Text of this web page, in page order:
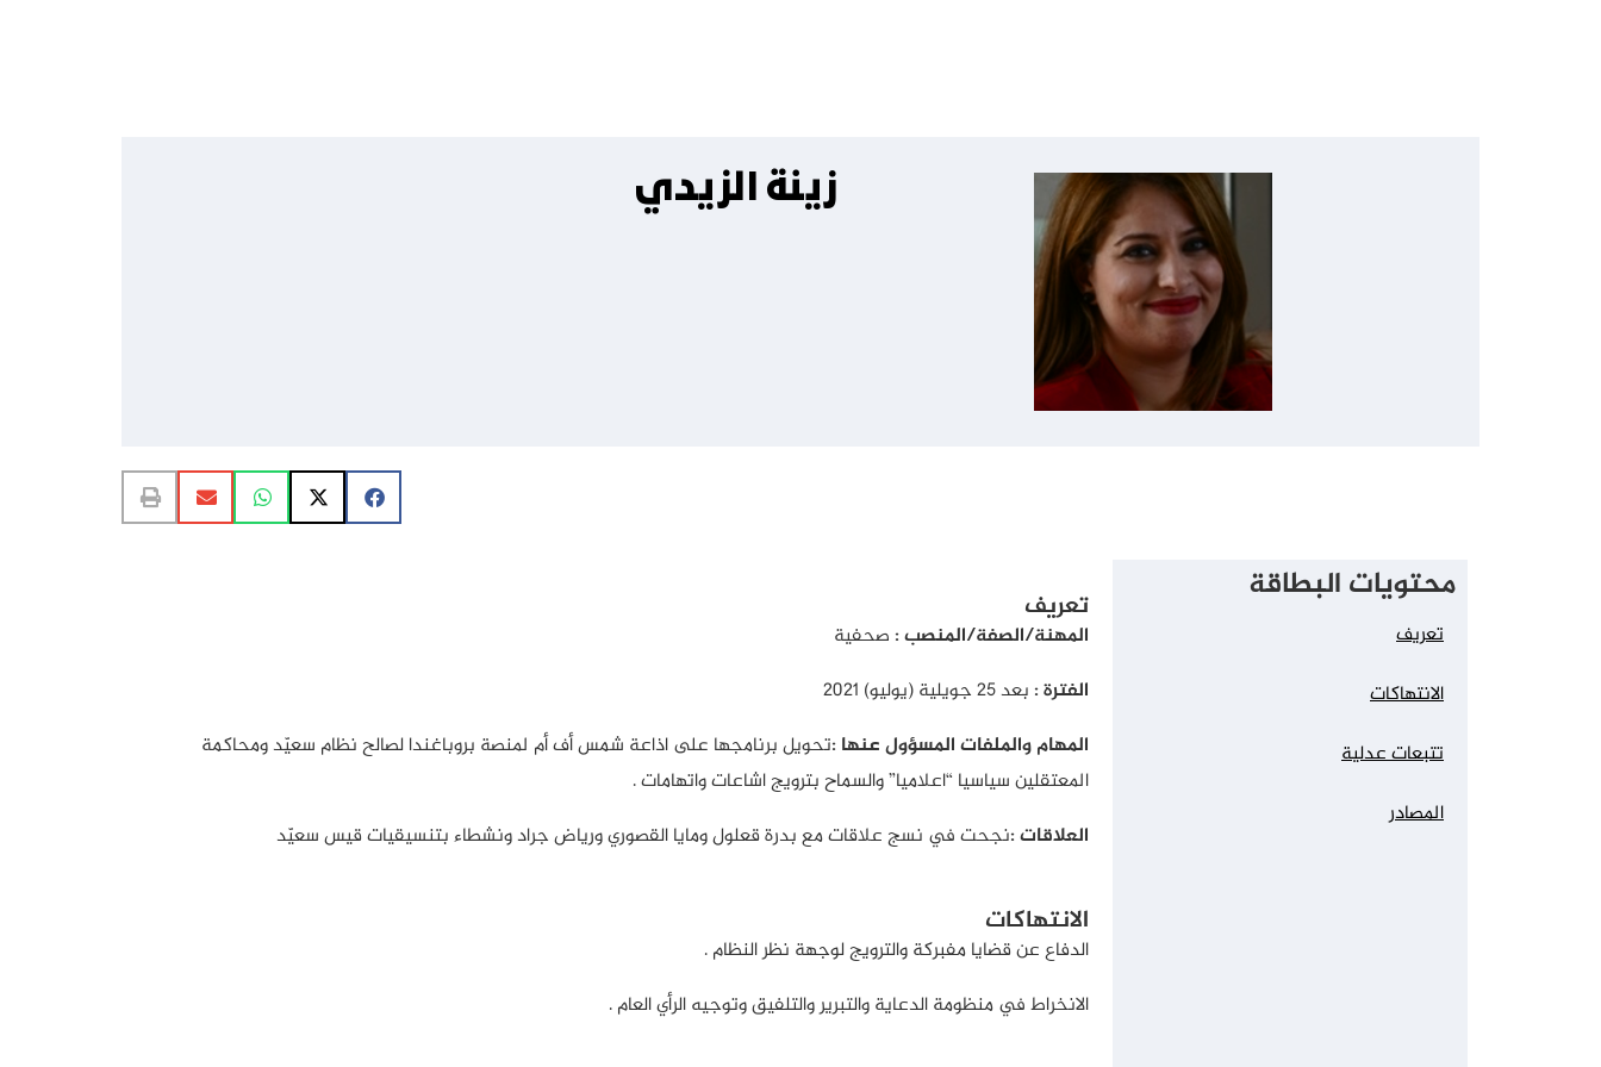
زينة الزيدي
محتويات البطاقة
تعريف
الانتهاكات
تتبعات عدلية
المصادر
تعريف
المهنة/الصفة/المنصب :صحفية
الفترة :بعد 25 جويلية (يوليو) 2021
المهام والملفات المسؤول عنها :تحويل برنامجها على اذاعة شمس أف أم لمنصة بروباغندا لصالح نظام سعيّد ومحاكمة
المعتقلين سياسيا “اعلاميا” والسماح بترويج اشاعات واتهامات .
العلاقات :نجحت في نسج علاقات مع بدرة قعلول ومايا القصوري ورياض جراد ونشطاء بتنسيقيات قيس سعيّد
الانتهاكات
الدفاع عن قضايا مفبركة والترويج لوجهة نظر النظام .
الانخراط في منظومة الدعاية والتبرير والتلفيق وتوجيه الرأي العام .